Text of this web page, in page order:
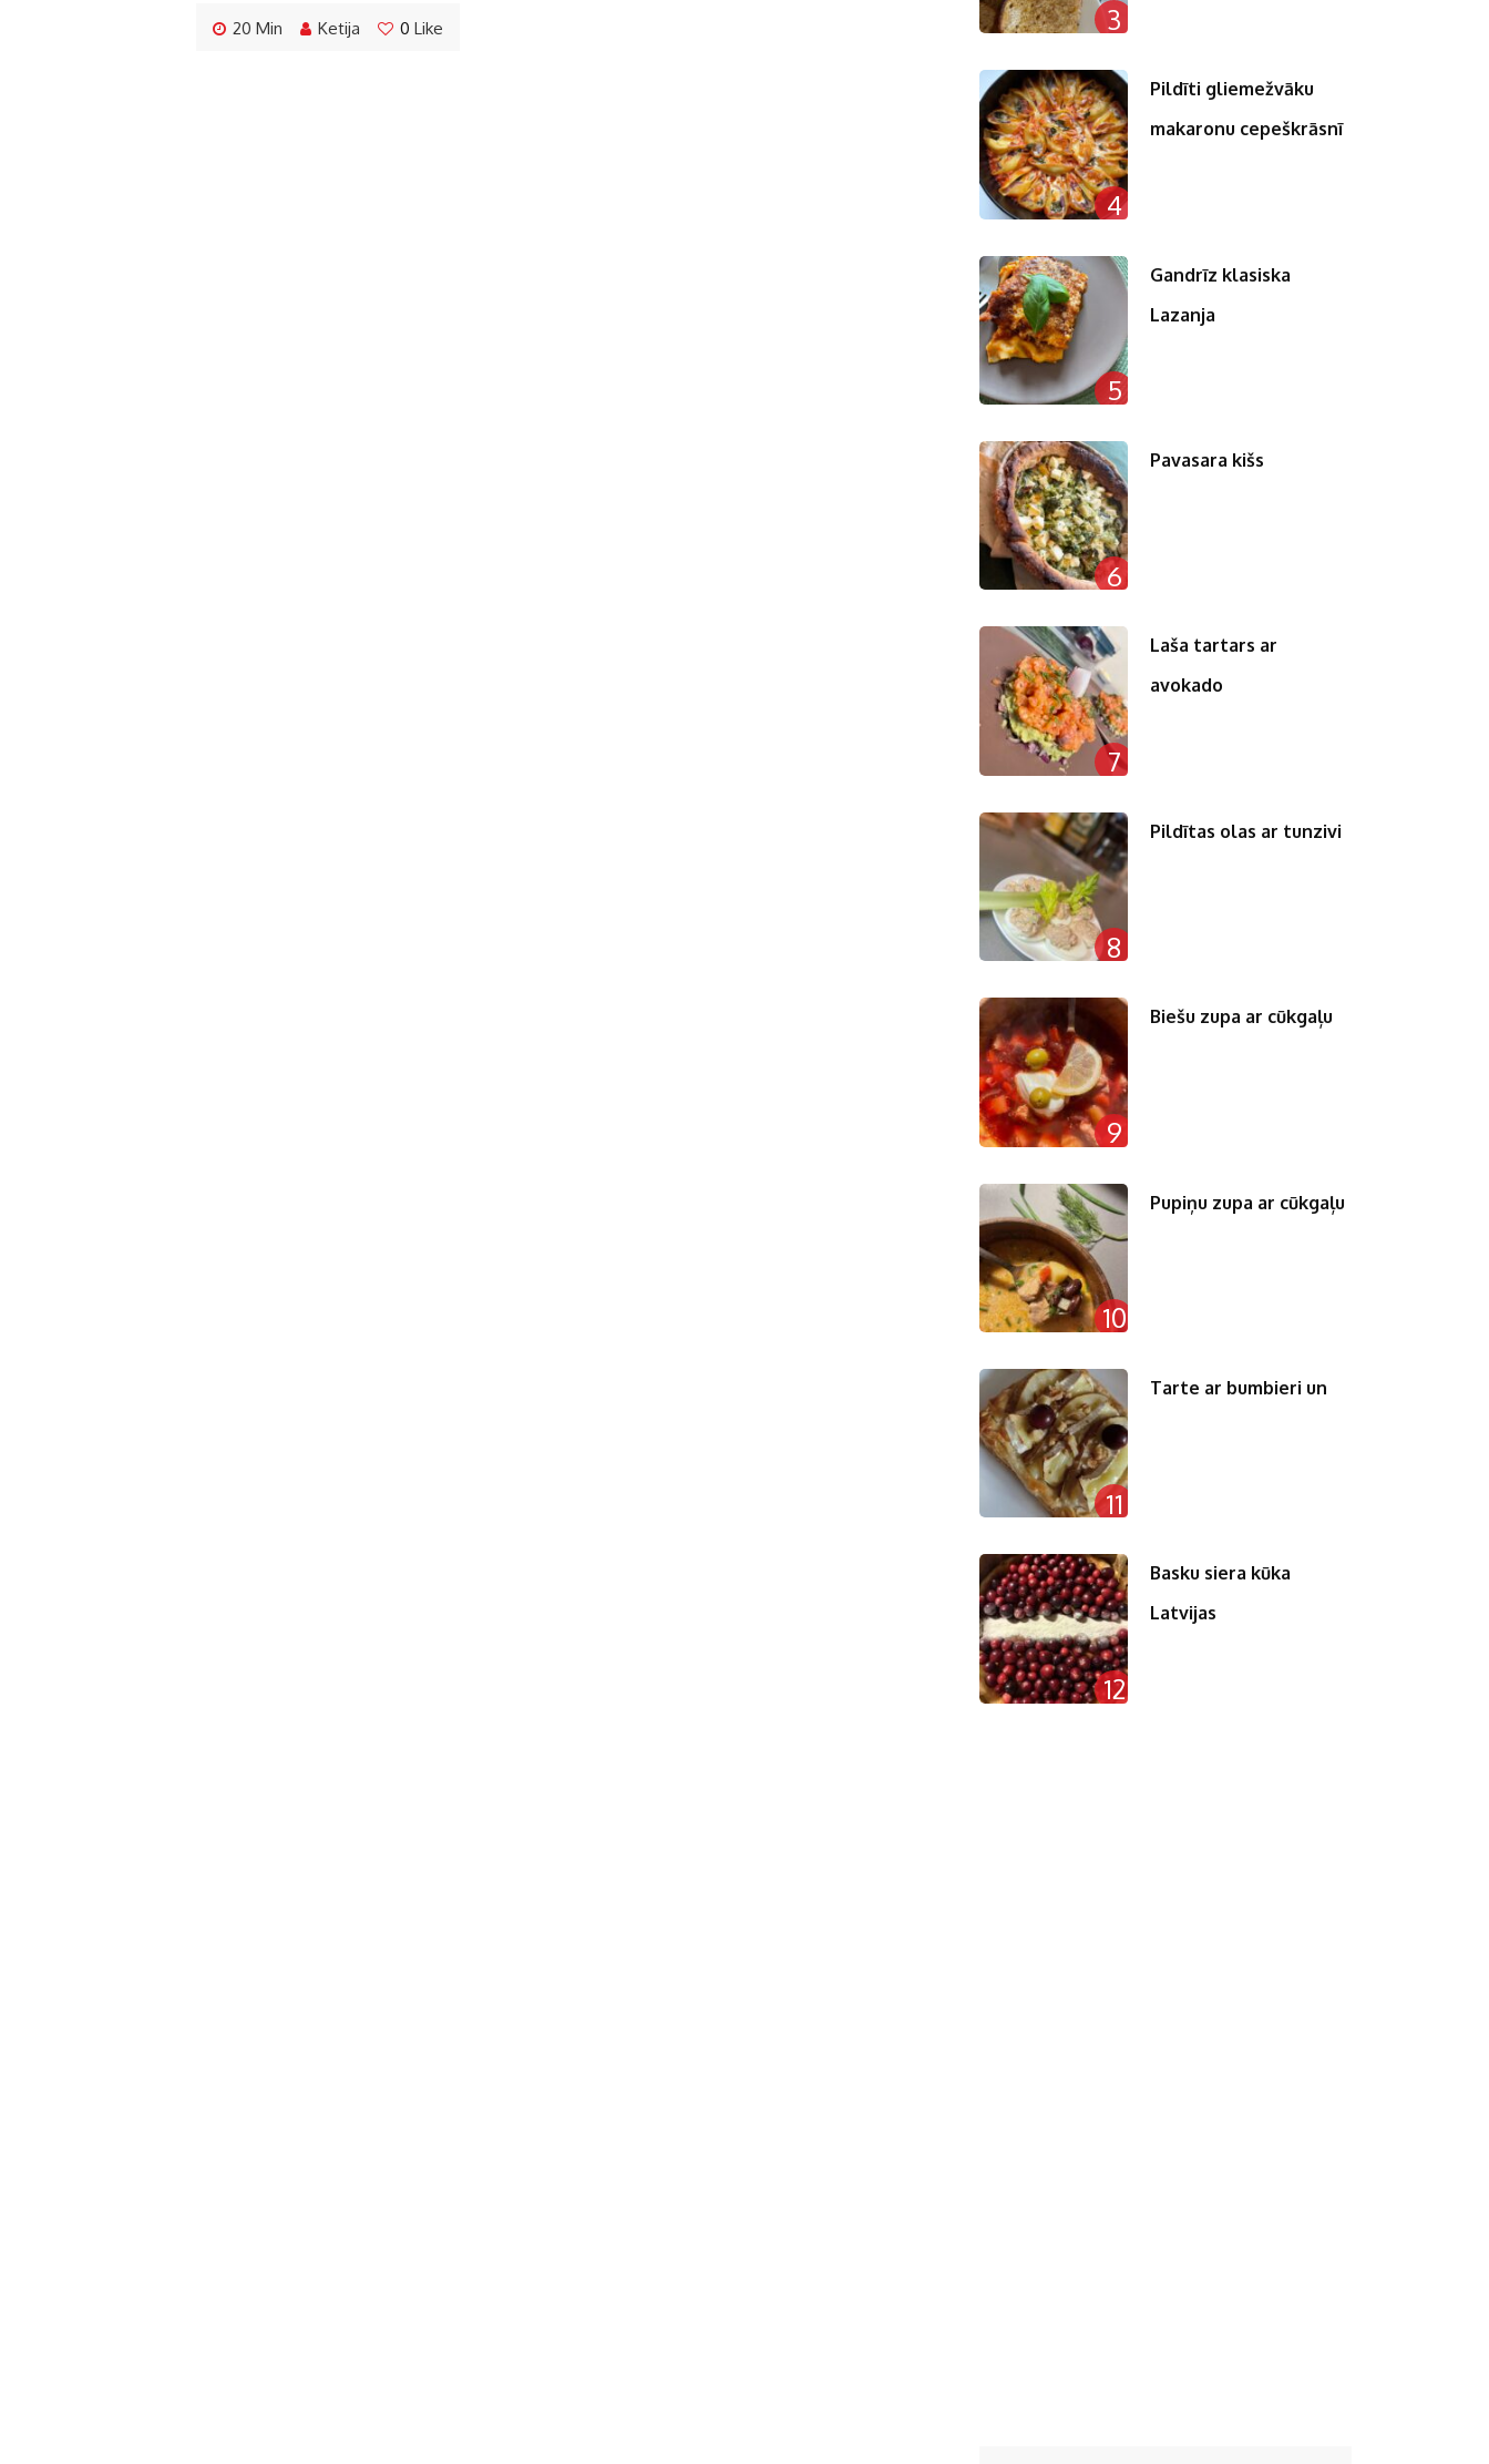
20 Min Ketija 0 Like 3
4
Pildīti gliemežvāku
makaronu cepeškrāsnī
5
Gandrīz klasiska
Lazanja
6
Pavasara kišs
7
Laša tartars ar
avokado
8
Pildītas olas ar tunzivi
9
Biešu zupa ar cūkgaļu
10
Pupiņu zupa ar cūkgaļu
11
Tarte ar bumbieri un
12
Basku siera kūka
Latvijas